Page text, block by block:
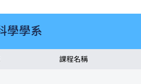
學學系
課程名稱